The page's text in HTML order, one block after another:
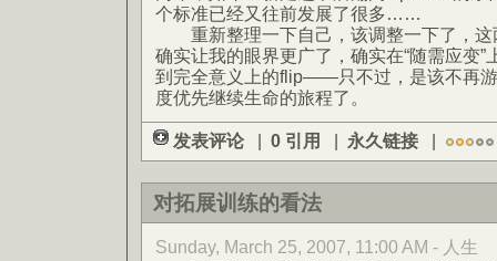
个标准已经又往前发展了很多……
重新整理一下自己，该调整一下了，这
确实让我的眼界更广了，确实在“随需应
到完全意义上的flip——只不过，是该不再
度优先继续生命的旅程了。
发表评论 | 0 引用 | 永久链接 |
对拓展训练的看法
Sunday, March 25, 2007, 11:00 AM - 人生